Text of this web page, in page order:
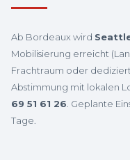
Ab Bordeaux wird
Mobilisierung erreicht
Frachtraum oder
Abstimmung mit lokalen
69 51 61 26 . Geplante
Tage.